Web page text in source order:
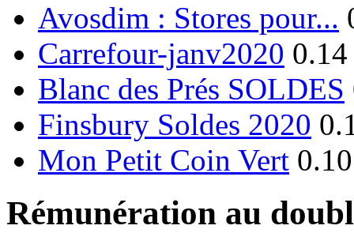
Avosdim : Stores pour...
Carrefour-janv2020
Blanc des Prés SOLDES
Finsbury Soldes 2020
Mon Petit Coin Vert
Rémunération au